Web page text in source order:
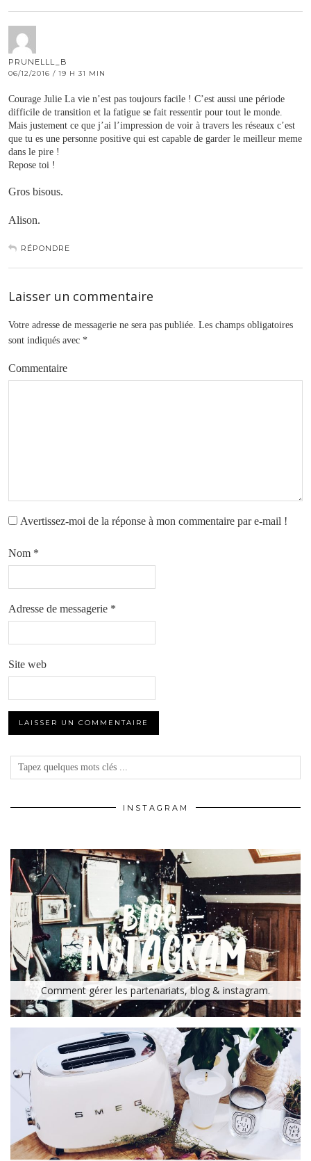
PRUNELLL_B
06/12/2016 / 19 H 31 MIN
Courage Julie La vie n’est pas toujours facile ! C’est aussi une période
difficile de transition et la fatigue se fait ressentir pour tout le monde.
Mais justement ce que j’ai l’impression de voir à travers les réseaux c’est
que tu es une personne positive qui est capable de garder le meilleur meme
dans le pire !
Repose toi !
Gros bisous.
Alison.
RÉPONDRE
Laisser un commentaire
Votre adresse de messagerie ne sera pas publiée. Les champs obligatoires
sont indiqués avec *
Commentaire
Avertissez-moi de la réponse à mon commentaire par e-mail !
Nom *
Adresse de messagerie *
Site web
INSTAGRAM
Comment gérer les partenariats, blog & instagram.